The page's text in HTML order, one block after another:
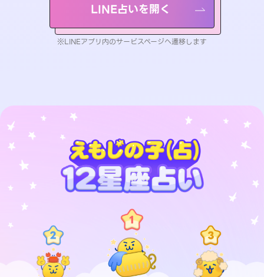
LINE占いを開く
※LINEアプリ内のサービスページへ遷移します